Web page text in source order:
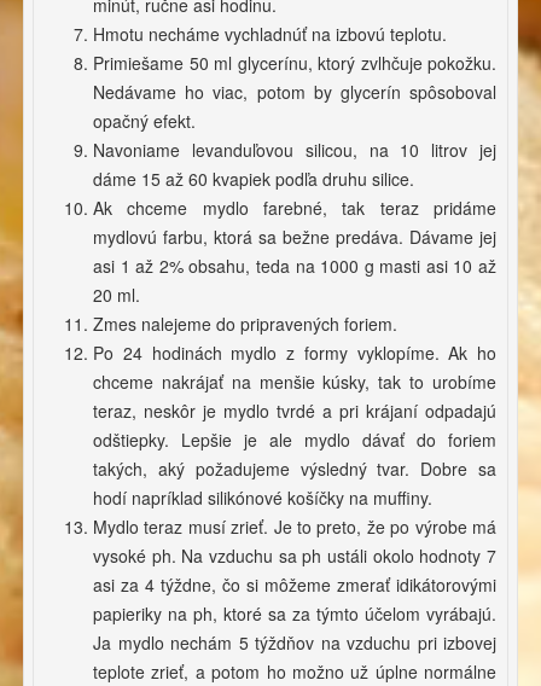
minút, ručne asi hodinu.
Hmotu necháme vychladnúť na izbovú teplotu.
Primiešame 50 ml glycerínu, ktorý zvlhčuje pokožku.
Nedávame ho viac, potom by glycerín spôsoboval
opačný efekt.
Navoniame levanduľovou silicou, na 10 litrov jej
dáme 15 až 60 kvapiek podľa druhu silice.
Ak chceme mydlo farebné, tak teraz pridáme
mydlovú farbu, ktorá sa bežne predáva. Dávame jej
asi 1 až 2% obsahu, teda na 1000 g masti asi 10 až
20 ml.
Zmes nalejeme do pripravených foriem.
Po 24 hodinách mydlo z formy vyklopíme. Ak ho
chceme nakrájať na menšie kúsky, tak to urobíme
teraz, neskôr je mydlo tvrdé a pri krájaní odpadajú
odštiepky. Lepšie je ale mydlo dávať do foriem
takých, aký požadujeme výsledný tvar. Dobre sa
hodí napríklad silikónové košíčky na muffiny.
Mydlo teraz musí zrieť. Je to preto, že po výrobe má
vysoké ph. Na vzduchu sa ph ustáli okolo hodnoty 7
asi za 4 týždne, čo si môžeme zmerať idikátorovými
papieriky na ph, ktoré sa za týmto účelom vyrábajú.
Ja mydlo nechám 5 týždňov na vzduchu pri izbovej
teplote zrieť, a potom ho možno už úplne normálne